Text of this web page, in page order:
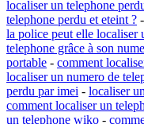
localiser un telephone
telephone perdu et eteint ? -
la police peut elle localiser
telephone grâce à son
portable - comment
localiser un numero de
perdu par imei - localiser
comment localiser un
un telephone wiko -